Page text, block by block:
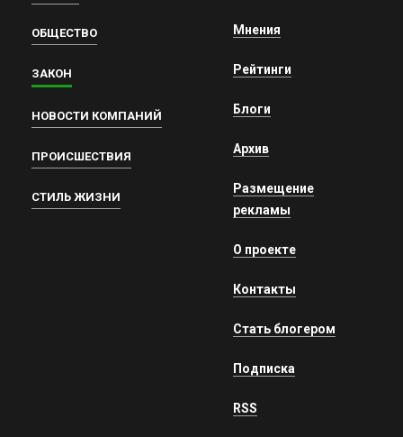
ОБЩЕСТВО
ЗАКОН
НОВОСТИ КОМПАНИЙ
ПРОИСШЕСТВИЯ
СТИЛЬ ЖИЗНИ
Мнения
Рейтинги
Блоги
Архив
Размещение
рекламы
О проекте
Контакты
Стать блогером
Подписка
RSS